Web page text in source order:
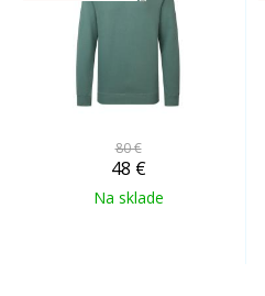
80 €
48 €
Na sklade